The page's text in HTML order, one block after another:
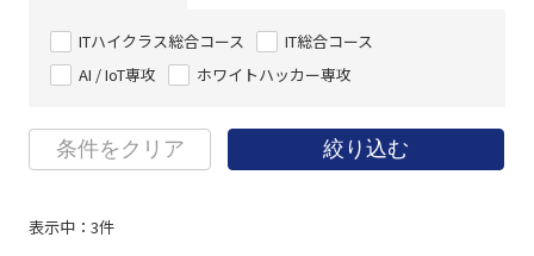
ITハイクラス総合コース
IT総合コース
AI / IoT専攻
ホワイトハッカー専攻
条件をクリア 絞り込む
表示中： 3件